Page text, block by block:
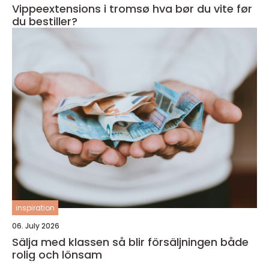
Vippeextensions i tromsø hva bør du vite før
du bestiller?
inspiration
06. July 2026
Sälja med klassen så blir försäljningen både
rolig och lönsam